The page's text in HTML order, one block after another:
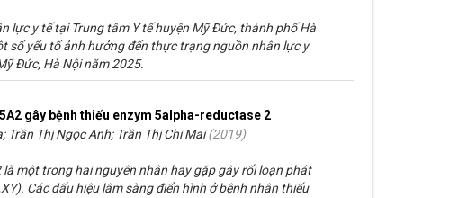
lực y tế tại Trung tâm Y tế huyện Mỹ Đức, thành phố Hà
số yếu tố ảnh hưởng đến thực trạng nguồn nhân lực y
Đức, Hà Nội năm 2025.
gây bệnh thiếu enzym 5alpha-reductase 2
Trần Thị Ngọc Anh; Trần Thị Chi Mai(2019)
là một trong hai nguyên nhân hay gặp gây rối loạn phát
Các dấu hiệu lâm sàng điển hình ở bệnh nhân thiếu